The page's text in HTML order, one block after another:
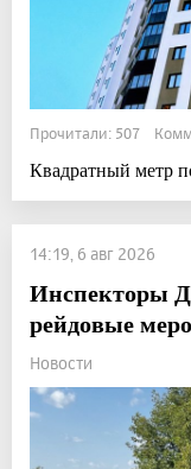
Прочитали: 507
Квадратный метр
14:19, 6 авг 2026
Инспекторы
рейдовые
Новости